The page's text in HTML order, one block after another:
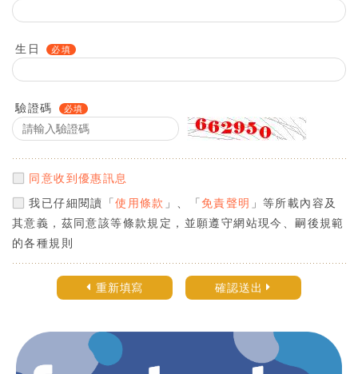
生日
驗證碼
同意收到優惠訊息
我已仔細閱讀「使用條款 」、「免責聲明 」等所載內容及
其意義，茲同意該等條款規定，並願遵守網站現今、嗣後規範
的各種規則
重新填寫 確認送出